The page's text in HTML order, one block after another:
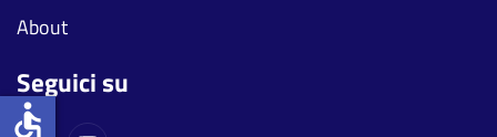
About
Seguici su
accessible